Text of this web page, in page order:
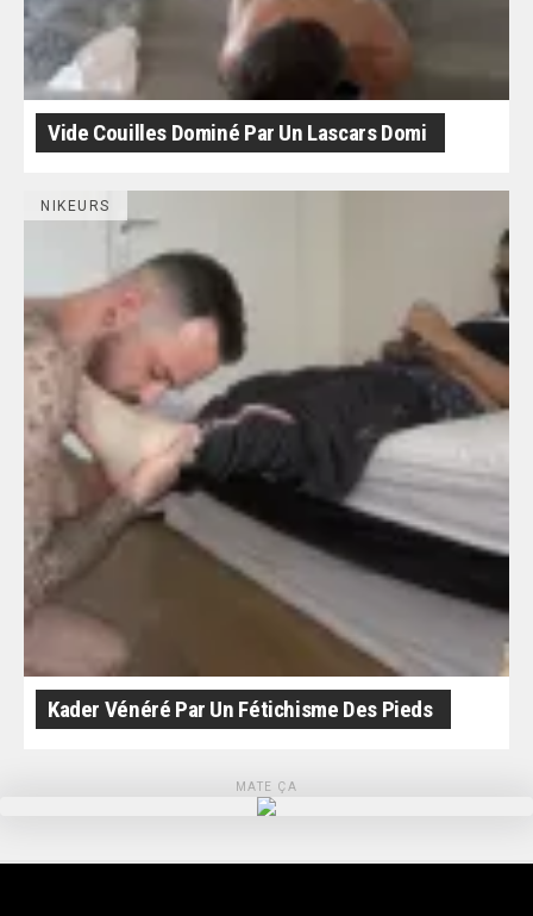
Vide Couilles Dominé Par Un Lascars Domi
NIKEURS
Kader Vénéré Par Un Fétichisme Des Pieds
MATE ÇA